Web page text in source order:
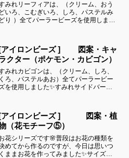
みれリーフィアは、（クリーム、おう
どいろ、こむぎいろ、しろ、パステルみ
どり ）全てパーラービーズを使用しまし
ことができます！お時間がありました
ら、他の図案もぜひ覗いて...
[アイロンビーズ ] 図案・キャ
クター（ポケモン・カビゴン）
みれカビゴンは、（クリーム、しろ、
くろ、パステルあお）全てパーラービー
ズを使用しました✨すみれサイドバーの
がありましたら、他の図案もぜひ覗いて
みてください^ ^パステ...
[アイロンビーズ ] 図案・植
（花モチーフ⑤）
花シリーズです🌸普段はお花の種類を
めてから作るのですが、今日は思いつ
くままお花を作ってみました✨サイズは